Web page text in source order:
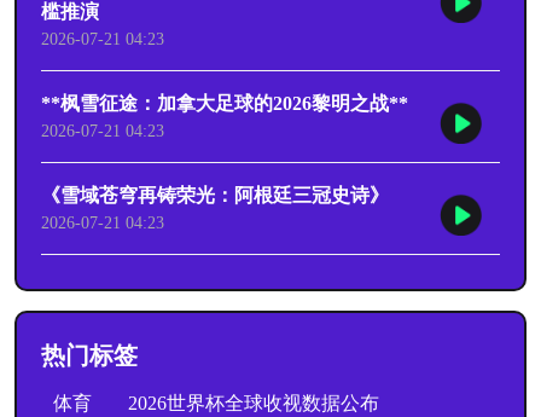
槛推演
2026-07-21 04:23
**枫雪征途：加拿大足球的2026黎明之战**
2026-07-21 04:23
《雪域苍穹再铸荣光：阿根廷三冠史诗》
2026-07-21 04:23
热门标签
体育 2026世界杯全球收视数据公布